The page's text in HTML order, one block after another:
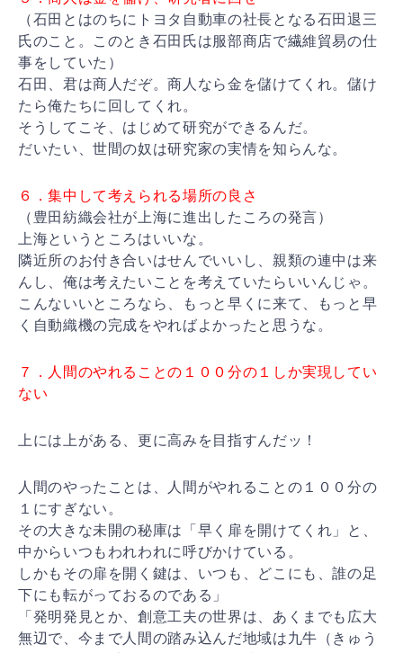
（石田とはのちにトヨタ自動車の社長となる石田退三
氏のこと。このとき石田氏は服部商店で繊維貿易の仕
事をしていた）
石田、君は商人だぞ。商人なら金を儲けてくれ。儲け
たら俺たちに回してくれ。
そうしてこそ、はじめて研究ができるんだ。
だいたい、世間の奴は研究家の実情を知らんな。
６．集中して考えられる場所の良さ
（豊田紡織会社が上海に進出したころの発言）
上海というところはいいな。
隣近所のお付き合いはせんでいいし、親類の連中は来
んし、俺は考えたいことを考えていたらいいんじゃ。
こんないいところなら、もっと早くに来て、もっと早
く自動織機の完成をやればよかったと思うな。
７．人間のやれることの１００分の１しか実現してい
ない
上には上がある、更に高みを目指すんだッ！
人間のやったことは、人間がやれることの１００分の
１にすぎない。
その大きな未開の秘庫は「早く扉を開けてくれ」と、
中からいつもわれわれに呼びかけている。
しかもその扉を開く鍵は、いつも、どこにも、誰の足
下にも転がっておるのである」
「発明発見とか、創意工夫の世界は、あくまでも広大
無辺で、今まで人間の踏み込んだ地域は九牛（きゅう